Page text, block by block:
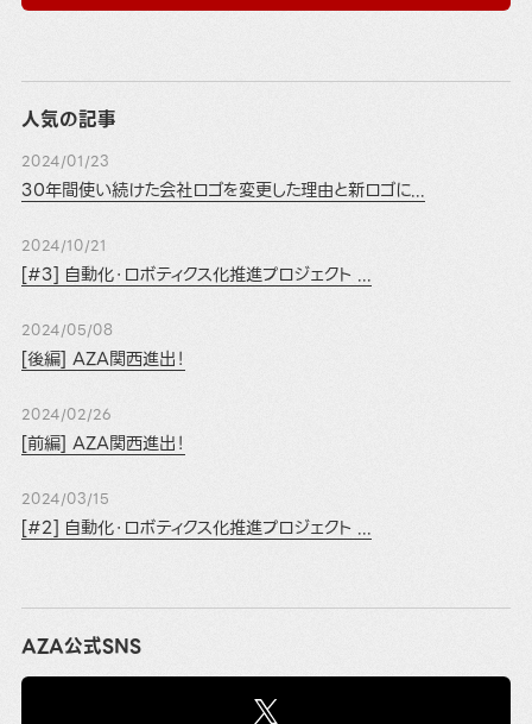
人気の記事
2024/01/23
30年間使い続けた会社ロゴを変更した理由と新ロゴに...
2024/10/21
[#3] 自動化・ロボティクス化推進プロジェクト ...
2024/05/08
[後編] AZA関西進出！
2024/02/26
[前編] AZA関西進出！
2024/03/15
[#2] 自動化・ロボティクス化推進プロジェクト ...
AZA公式SNS